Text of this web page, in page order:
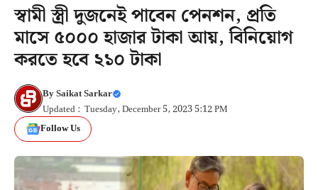
স্বামী স্ত্রী দুজনেই পাবেন পেনশন, প্রতি
মাসে ৫০০০ হাজার টাকা আয়, বিনিয়োগ
করতে হবে ২১০ টাকা
BySaikat Sarkar
Updated : Tuesday, December 5, 2023 5:12 PM
Follow Us